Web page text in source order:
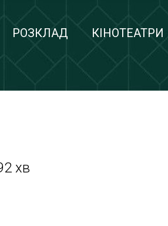
РОЗКЛАД КІНОТЕАТРИ
хв